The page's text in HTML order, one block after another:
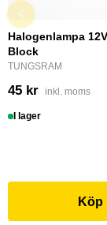
Halogenlampa
Block
TUNGSRAM
45 kr inkl. moms
I lager
Köp